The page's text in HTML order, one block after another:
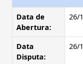
Data de
Abertura:
26/
Data
Disputa:
26/